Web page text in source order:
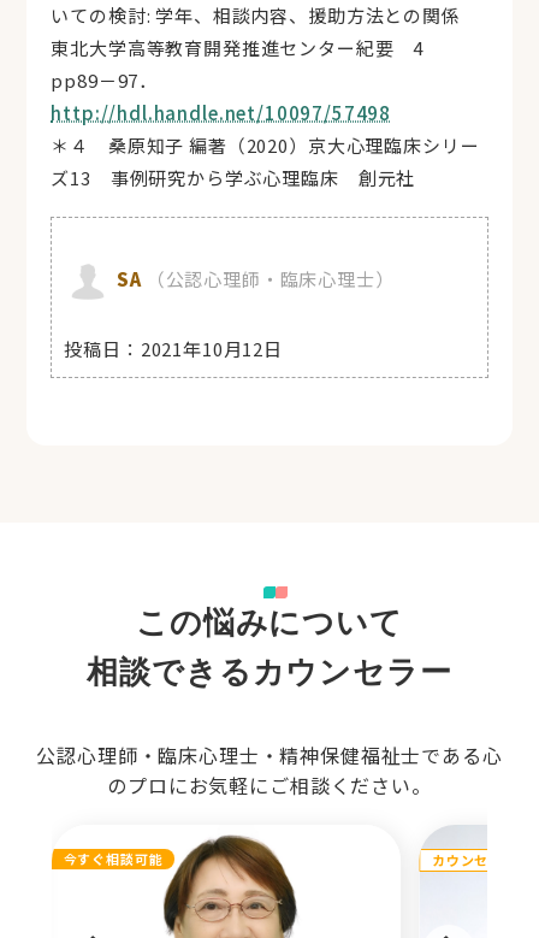
いての検討: 学年、相談内容、援助方法との関係
東北大学高等教育開発推進センター紀要 4
pp89－97．
http://hdl.handle.net/10097/57498
＊４ 桑原知子 編著（2020）京大心理臨床シリー
ズ13 事例研究から学ぶ心理臨床 創元社
SA （公認心理師・臨床心理士）
投稿日： 2021年10月12日
この悩みについて
相談できるカウンセラー
公認心理師・臨床心理士・精神保健福祉士である心
のプロにお気軽にご相談ください。
今すぐ相談可能 カウンセリング